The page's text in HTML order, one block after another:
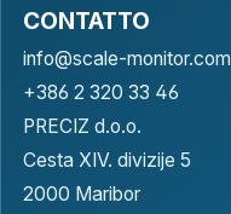
CONTATTO
info@scale-monitor.com
+386 2 320 33 46
PRECIZ d.o.o.
Cesta XIV. divizije 5
2000 Maribor